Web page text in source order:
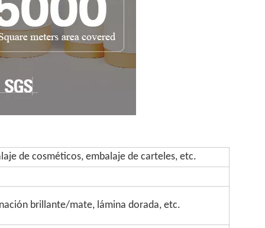
de cosméticos, embalaje de carteles, etc.
brillante/mate, lámina dorada, etc.